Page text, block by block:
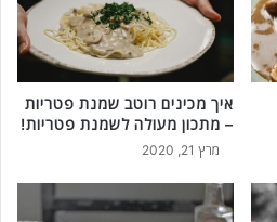
איך מכינים רוטב שמנת פטריות
– מתכון מעולה לשמנת פטריות!
מרץ 21, 2020